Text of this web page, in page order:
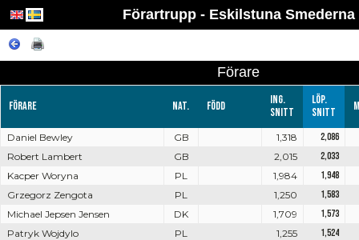
Förartrupp - Eskilstuna Smederna
Förare
Förare Nat. Född
Ing.
snitt
Löp.
snitt
Daniel Bewley GB 1,318
2,086
Robert Lambert
GB 2,015
2,033
Kacper Woryna
PL 1,984
1,948
Grzegorz Zengota
PL 1,250
1,583
Michael Jepsen Jensen
DK 1,709
1,573
Patryk Wojdylo
PL 1,255
1,524